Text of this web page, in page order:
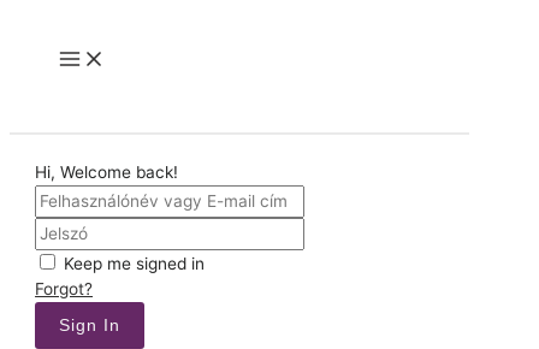
content
Main
Hi, Welcome back!
Keep me signed in
Forgot?
Sign In